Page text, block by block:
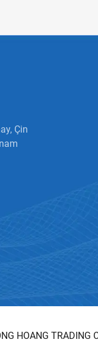
Çin
HOANG TRADING